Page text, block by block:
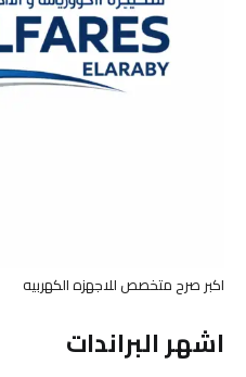
اكبر صرح متخصص للاجهزه الكهربيه
اشهر البراندات